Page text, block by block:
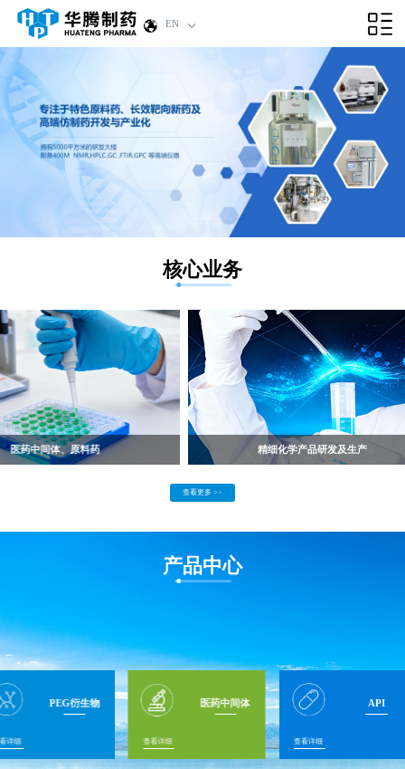
EN
核心业务
医药中间体、原料药 精细化学产品研发及生产
查看更多 >>
产品中心
详细
PEG衍生物
查看详细
医药中间体
查看详细
API